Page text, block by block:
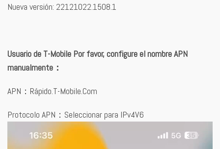
Nueva versión: 22121022.1508.1
Usuario de T-Mobile Por favor, configure el nombre APN
manualmente：
APN：Rápido.T-Mobile.Com
Protocolo APN：Seleccionar para IPv4V6